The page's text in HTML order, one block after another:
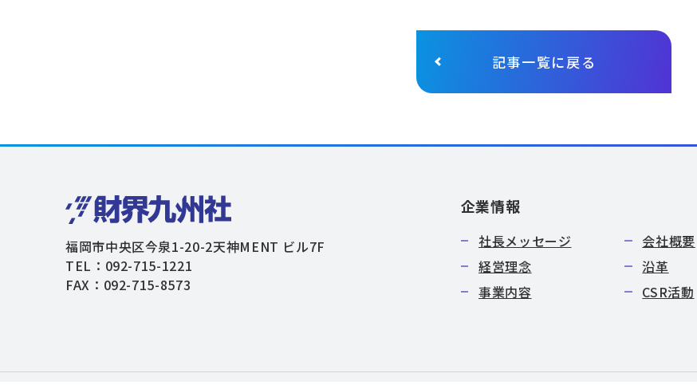
記事一覧に戻る
福岡市中央区今泉1-20-2天神MENT ビル7F
TEL：092-715-1221
FAX：092-715-8573
企業情報
社長メッセージ
会社概要
経営理念
沿革
事業内容
CSR活動